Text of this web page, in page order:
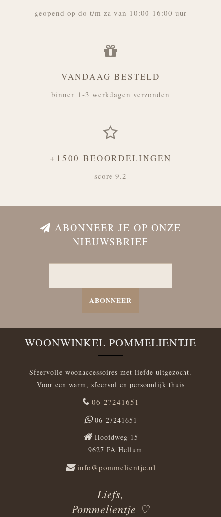
geopend op do t/m za van 10:00-16:00 uur
VANDAAG BESTELD
binnen 1-3 werkdagen verzonden
+1500 BEOORDELINGEN
score 9.2
ABONNEER JE OP ONZE
NIEUWSBRIEF
ABONNEER
WOONWINKEL POMMELIENTJE
Sfeervolle woonaccessoires met liefde uitgezocht.
Voor een warm, sfeervol en persoonlijk thuis
06-27241651
06-27241651
Hoofdweg 15
9627 PA Hellum
info@pommelientje.nl
Liefs,
Pommelientje ♡